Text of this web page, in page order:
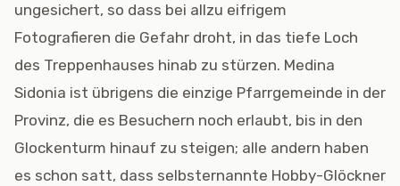
ungesichert, so dass bei allzu eifrigem
Fotografieren die Gefahr droht, in das tiefe Loch
des Treppenhauses hinab zu stürzen. Medina
Sidonia ist übrigens die einzige Pfarrgemeinde in der
Provinz, die es Besuchern noch erlaubt, bis in den
Glockenturm hinauf zu steigen; alle andern haben
es schon satt, dass selbsternannte Hobby-Glöckner